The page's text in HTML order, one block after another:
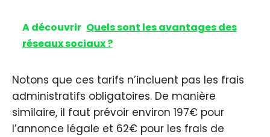
A découvrir Quels sont les avantages des
réseaux sociaux ?
Notons que ces tarifs n’incluent pas les frais
administratifs obligatoires. De manière
similaire, il faut prévoir environ 197€ pour
l’annonce légale et 62€ pour les frais de